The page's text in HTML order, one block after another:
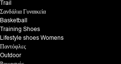
Trail
Σανδάλια Γυναικεία
Basketball
Training Shoes
Lifestyle shoes Womens
Παντόφλες
Outdoor